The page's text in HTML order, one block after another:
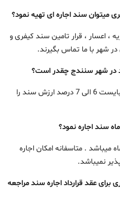
، اعسار ، قرار تامین سند کیفری و
شهر با ما تماس بگیرند.
برای اجاره سند بصورت 6 ماهه میبایست 6 الی 7 درصد ارزش سند را
مدت برای اجاره سند ، 6 ماه میباشد . متاسفانه امکان اجاره
برای عقد قرارداد اجاره سند مراجعه